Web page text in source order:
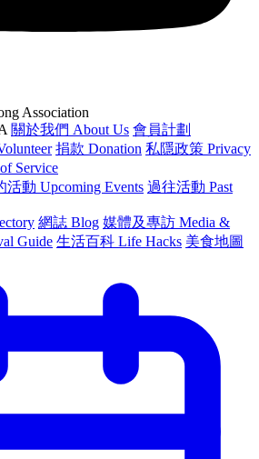
Association
關於我們 About Us 會員計劃
捐款 Donation 私隱政策 Privacy
Service
活動 Upcoming Events 過往活動 Past
網誌 Blog 媒體及專訪 Media &
Guide 生活百科 Life Hacks 美食地圖